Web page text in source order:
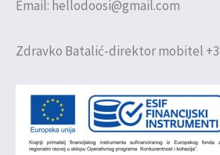
Email: hellodoosi@gmail.com
Zdravko Batalić-direktor mobitel